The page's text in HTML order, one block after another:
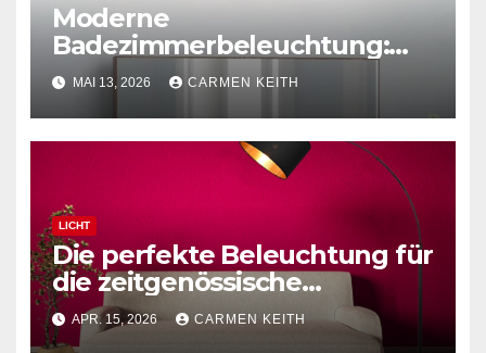
Moderne
Badezimmerbeleuchtung:
Polierte Chrom-Wandleuchte
MAI 13, 2026 CARMEN KEITH
LICHT
Die perfekte Beleuchtung für
die zeitgenössische
Leseecke: Schwarze
Bogenstehlampe
APR. 15, 2026 CARMEN KEITH